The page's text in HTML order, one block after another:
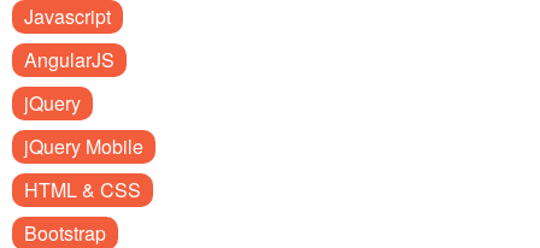
Javascript
AngularJS
jQuery
jQuery Mobile
HTML & CSS
Bootstrap